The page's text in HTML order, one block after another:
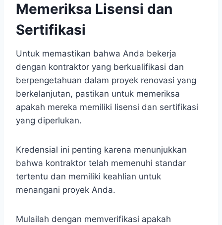
Memeriksa Lisensi dan
Sertifikasi
Untuk memastikan bahwa Anda bekerja
dengan kontraktor yang berkualifikasi dan
berpengetahuan dalam proyek renovasi yang
berkelanjutan, pastikan untuk memeriksa
apakah mereka memiliki lisensi dan sertifikasi
yang diperlukan.
Kredensial ini penting karena menunjukkan
bahwa kontraktor telah memenuhi standar
tertentu dan memiliki keahlian untuk
menangani proyek Anda.
Mulailah dengan memverifikasi apakah